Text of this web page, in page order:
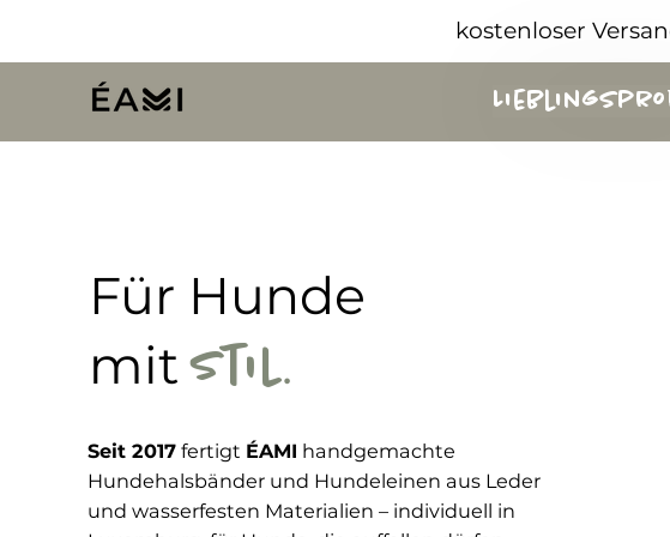
kostenloser
Für Hunde
mitStil.
Seit 2017 fertigt ÉAMI handgemachte
Hundehalsbänder und Hundeleinen aus Leder
und wasserfesten Materialien – individuell in